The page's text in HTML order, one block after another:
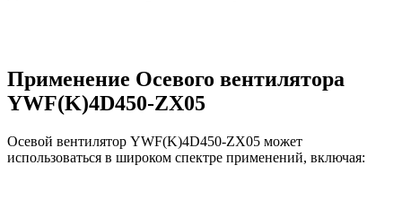
Применение Осевого вентилятора
YWF(K)4D450-ZX05
Осевой вентилятор YWF(K)4D450-ZX05 может
использоваться в широком спектре применений, включая: